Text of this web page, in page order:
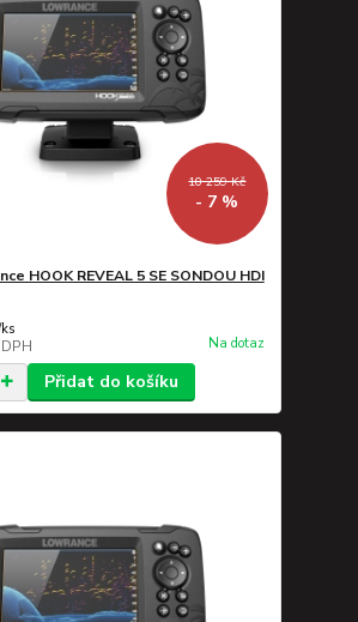
10 259 Kč
- 7 %
HOOK REVEAL 5 SE SONDOU HDI
ks
Na dotaz
Přidat do košíku